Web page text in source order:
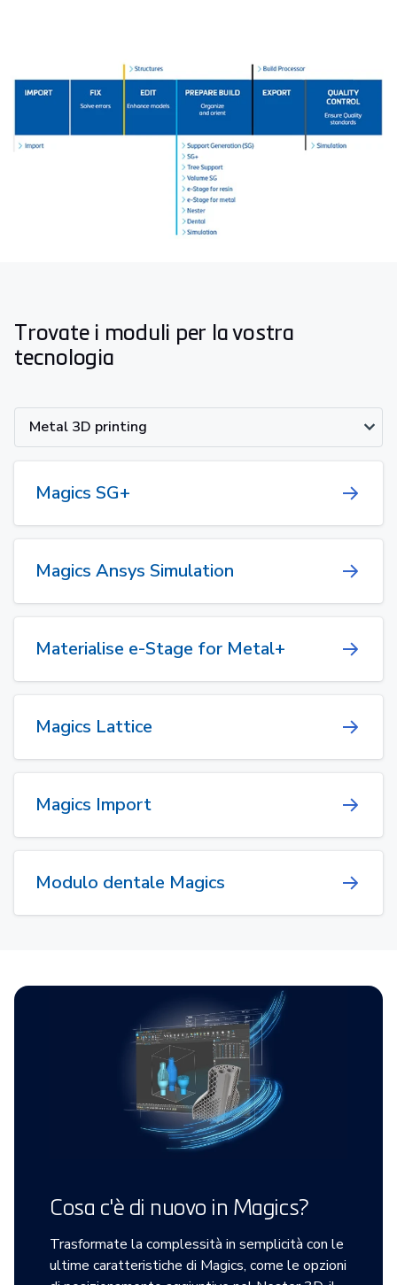
Trovate i moduli per la vostra
tecnologia
Metal 3D printing
Magics SG+
Magics Ansys Simulation
Materialise e-Stage for Metal+
Magics Lattice
Magics Import
Modulo dentale Magics
Cosa c'è di nuovo in Magics?
Trasformate la complessità in semplicità con le
ultime caratteristiche di Magics, come le opzioni